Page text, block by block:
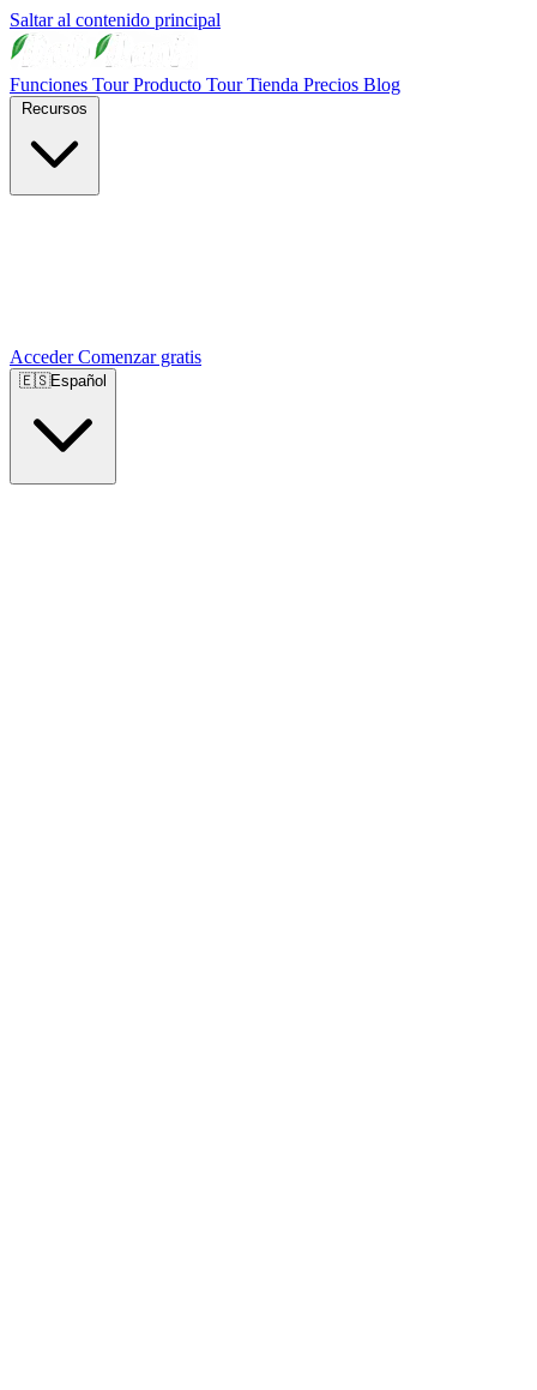
Saltar al contenido principal
Funciones Tour Producto Tour Tienda Precios Blog
AccederComenzar gratis
🇪🇸Español